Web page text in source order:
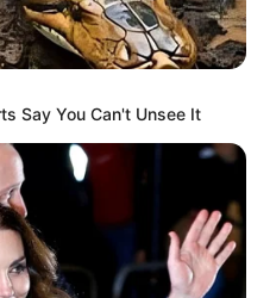
Say You Can't Unsee It